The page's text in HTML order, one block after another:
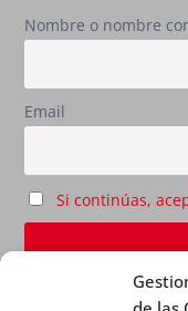
Nombre o nombre
Email
Si continúas,